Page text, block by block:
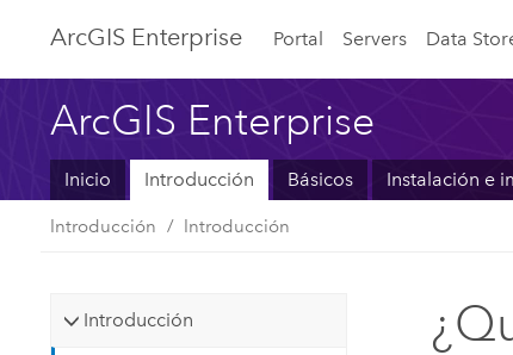
ArcGIS Enterprise Portal Servers Data
ArcGIS Enterprise
Inicio Introducción Básicos Instalación e
Introducción Introducción
Introducción